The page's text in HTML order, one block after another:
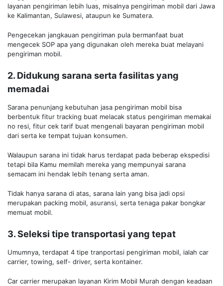
layanan pengiriman lebih luas, misalnya pengiriman mobil dari Jawa
ke Kalimantan, Sulawesi, ataupun ke Sumatera.
Pengecekan jangkauan pengiriman pula bermanfaat buat
mengecek SOP apa yang digunakan oleh mereka buat melayani
pengiriman mobil.
2. Didukung sarana serta fasilitas yang
memadai
Sarana penunjang kebutuhan jasa pengiriman mobil bisa
berbentuk fitur tracking buat melacak status pengiriman memakai
no resi, fitur cek tarif buat mengenali bayaran pengiriman mobil
dari serta ke tempat tujuan konsumen.
Walaupun sarana ini tidak harus terdapat pada beberap ekspedisi
tetapi bila Kamu memilah mereka yang mempunyai sarana
semacam ini hendak lebih tenang serta aman.
Tidak hanya sarana di atas, sarana lain yang bisa jadi opsi
merupakan packing mobil, asuransi, serta tenaga pakar bongkar
memuat mobil.
3. Seleksi tipe transportasi yang tepat
Umumnya, terdapat 4 tipe tranportasi pengiriman mobil, ialah car
carrier, towing, self- driver, serta kontainer.
Car carrier merupakan layanan Kirim Mobil Murah dengan keadaan